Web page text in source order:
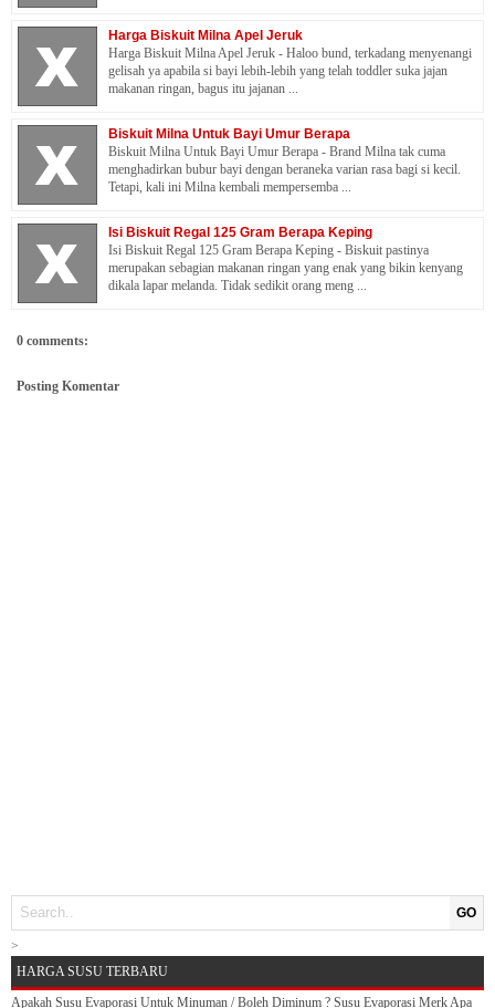
Harga Biskuit Milna Apel Jeruk
Harga Biskuit Milna Apel Jeruk - Haloo bund, terkadang menyenangi
gelisah ya apabila si bayi lebih-lebih yang telah toddler suka jajan
makanan ringan, bagus itu jajanan ...
Biskuit Milna Untuk Bayi Umur Berapa
Biskuit Milna Untuk Bayi Umur Berapa - Brand Milna tak cuma
menghadirkan bubur bayi dengan beraneka varian rasa bagi si kecil.
Tetapi, kali ini Milna kembali mempersemba ...
Isi Biskuit Regal 125 Gram Berapa Keping
Isi Biskuit Regal 125 Gram Berapa Keping - Biskuit pastinya
merupakan sebagian makanan ringan yang enak yang bikin kenyang
dikala lapar melanda. Tidak sedikit orang meng ...
0 comments:
Posting Komentar
GO
>
HARGA SUSU TERBARU
Apakah Susu Evaporasi Untuk Minuman / Boleh Diminum ? Susu Evaporasi Merk Apa